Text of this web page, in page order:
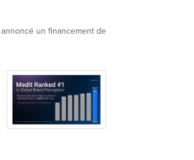
un financement de